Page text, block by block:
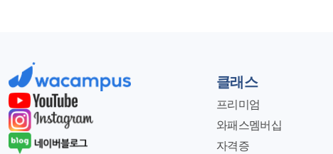
클래스
프리미엄
와패스멤버십
자격증